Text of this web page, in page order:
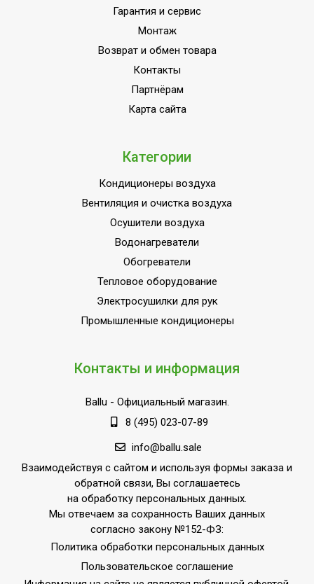
Гарантия и сервис
Монтаж
Возврат и обмен товара
Контакты
Партнёрам
Карта сайта
Категории
Кондиционеры воздуха
Вентиляция и очистка воздуха
Осушители воздуха
Водонагреватели
Обогреватели
Тепловое оборудование
Электросушилки для рук
Промышленные кондиционеры
Контакты и информация
Ballu - Официальный магазин.
8 (495) 023-07-89
info@ballu.sale
Взаимодействуя с сайтом и используя формы заказа и
обратной связи, Вы соглашаетесь
на обработку персональных данных.
Мы отвечаем за сохранность Ваших данных
согласно закону №152-ФЗ:
Политика обработки персональных данных
Пользовательское соглашение